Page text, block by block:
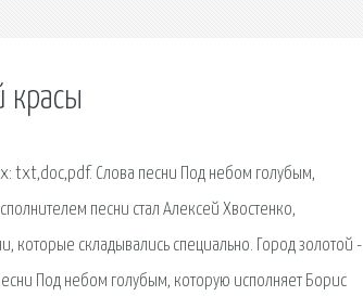
красы
txt,doc,pdf. Слова песни Под небом голубым,
песни стал Алексей Хвостенко,
которые складывались специально. Город золотой -
Под небом голубым, которую исполняет Борис